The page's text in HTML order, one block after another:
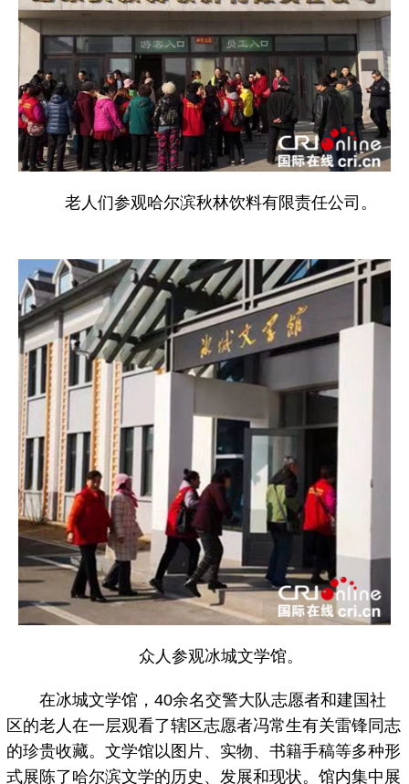
老人们参观哈尔滨秋林饮料有限责任公司。
众人参观冰城文学馆。
在冰城文学馆，40余名交警大队志愿者和建国社
区的老人在一层观看了辖区志愿者冯常生有关雷锋同志
的珍贵收藏。文学馆以图片、实物、书籍手稿等多种形
式展陈了哈尔滨文学的历史、发展和现状。馆内集中展